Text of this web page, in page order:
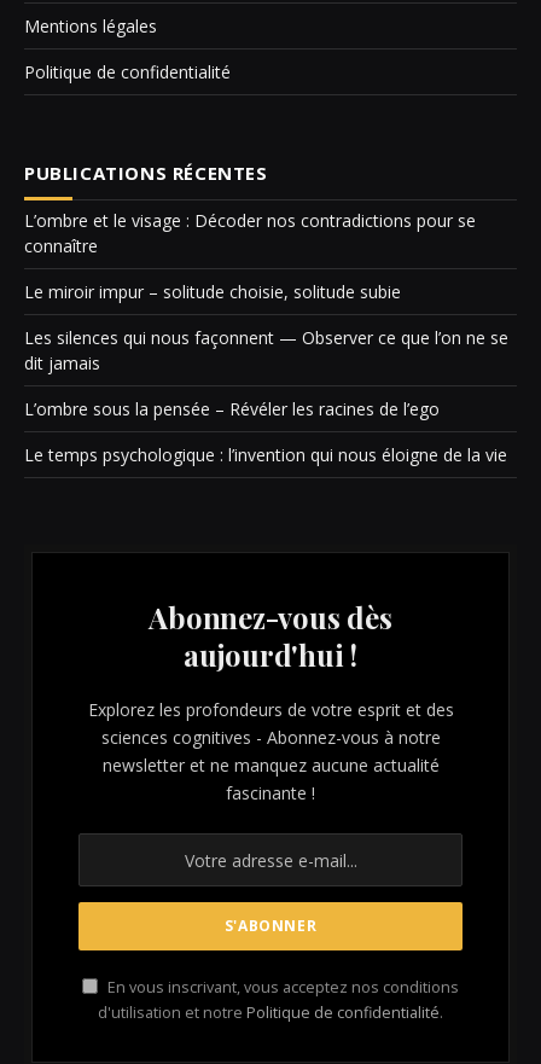
Mentions légales
Politique de confidentialité
PUBLICATIONS RÉCENTES
L’ombre et le visage : Décoder nos contradictions pour se
connaître
Le miroir impur – solitude choisie, solitude subie
Les silences qui nous façonnent — Observer ce que l’on ne se
dit jamais
L’ombre sous la pensée – Révéler les racines de l’ego
Le temps psychologique : l’invention qui nous éloigne de la vie
Abonnez-vous dès
aujourd'hui !
Explorez les profondeurs de votre esprit et des
sciences cognitives - Abonnez-vous à notre
newsletter et ne manquez aucune actualité
fascinante !
En vous inscrivant, vous acceptez nos conditions
d'utilisation et notre Politique de confidentialité.